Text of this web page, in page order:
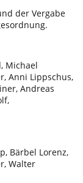
der Vergabe
Michael
Anni Lippschus,
Andreas
Bärbel Lorenz,
Walter